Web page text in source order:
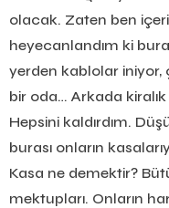
olacak. Zaten ben
heyecanlandım ki
yerden kablolar iniyor,
bir oda… Arkada
Hepsini kaldırdım.
burası onların
Kasa ne demektir?
mektupları. Onların